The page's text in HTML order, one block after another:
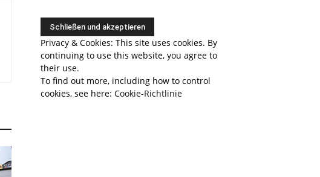
Privacy & Cookies: This site uses cookies. By
continuing to use this website, you agree to
their use.
To find out more, including how to control
cookies, see here: Cookie-Richtlinie